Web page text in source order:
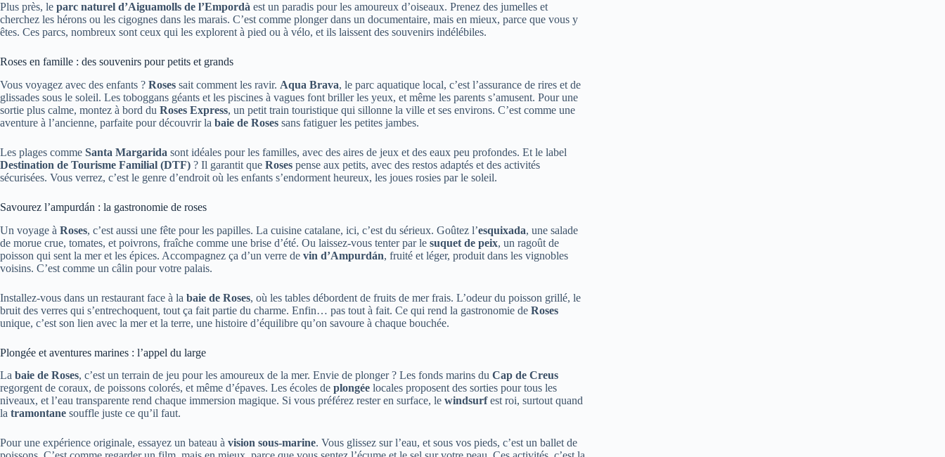
Plus près, le parc naturel d’Aiguamolls de l’Empordà est un paradis pour les amoureux d’oiseaux. Prenez des jumelles et
cherchez les hérons ou les cigognes dans les marais. C’est comme plonger dans un documentaire, mais en mieux, parce que vous y
êtes. Ces parcs, nombreux sont ceux qui les explorent à pied ou à vélo, et ils laissent des souvenirs indélébiles.
Roses en famille : des souvenirs pour petits et grands
Vous voyagez avec des enfants ? Roses sait comment les ravir. Aqua Brava, le parc aquatique local, c’est l’assurance de rires et de
glissades sous le soleil. Les toboggans géants et les piscines à vagues font briller les yeux, et même les parents s’amusent. Pour une
sortie plus calme, montez à bord du Roses Express, un petit train touristique qui sillonne la ville et ses environs. C’est comme une
aventure à l’ancienne, parfaite pour découvrir la baie de Roses sans fatiguer les petites jambes.
Les plages comme Santa Margarida sont idéales pour les familles, avec des aires de jeux et des eaux peu profondes. Et le label
Destination de Tourisme Familial (DTF) ? Il garantit que Roses pense aux petits, avec des restos adaptés et des activités
sécurisées. Vous verrez, c’est le genre d’endroit où les enfants s’endorment heureux, les joues rosies par le soleil.
Savourez l’ampurdán : la gastronomie de roses
Un voyage à Roses, c’est aussi une fête pour les papilles. La cuisine catalane, ici, c’est du sérieux. Goûtez l’esquixada, une salade
de morue crue, tomates, et poivrons, fraîche comme une brise d’été. Ou laissez-vous tenter par le suquet de peix, un ragoût de
poisson qui sent la mer et les épices. Accompagnez ça d’un verre de vin d’Ampurdán, fruité et léger, produit dans les vignobles
voisins. C’est comme un câlin pour votre palais.
Installez-vous dans un restaurant face à la baie de Roses, où les tables débordent de fruits de mer frais. L’odeur du poisson grillé, le
bruit des verres qui s’entrechoquent, tout ça fait partie du charme. Enfin… pas tout à fait. Ce qui rend la gastronomie de Roses
unique, c’est son lien avec la mer et la terre, une histoire d’équilibre qu’on savoure à chaque bouchée.
Plongée et aventures marines : l’appel du large
La baie de Roses, c’est un terrain de jeu pour les amoureux de la mer. Envie de plonger ? Les fonds marins du Cap de Creus
regorgent de coraux, de poissons colorés, et même d’épaves. Les écoles de plongée locales proposent des sorties pour tous les
niveaux, et l’eau transparente rend chaque immersion magique. Si vous préférez rester en surface, le windsurfest roi, surtout quand
la tramontane souffle juste ce qu’il faut.
Pour une expérience originale, essayez un bateau à vision sous-marine. Vous glissez sur l’eau, et sous vos pieds, c’est un ballet de